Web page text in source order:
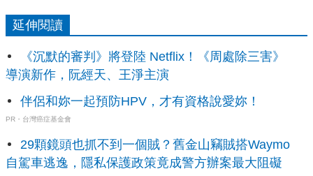
延伸閱讀
《沉默的審判》將登陸 Netflix！《周處除三害》
導演新作，阮經天、王淨主演
伴侶和妳一起預防HPV，才有資格說愛妳！
PR・台灣癌症基金會
29顆鏡頭也抓不到一個賊？舊金山竊賊搭Waymo
自駕車逃逸，隱私保護政策竟成警方辦案最大阻礙